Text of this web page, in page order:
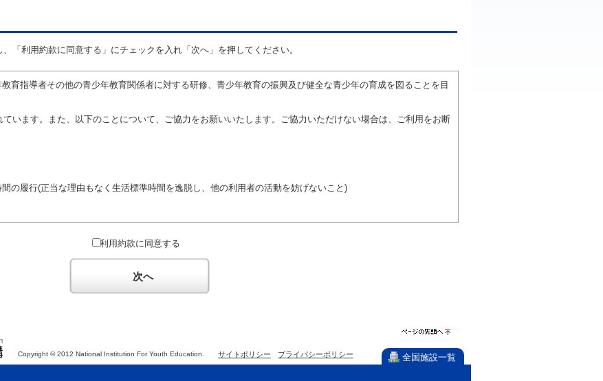
「利用約款に同意する」にチェックを入れ「次へ」を押してください。
育指導者その他の青少年教育関係者に対する研修、青少年教育の振興及び健全な青少年の育成を図ることを目
います。また、以下のことについて、ご協力をお願いいたします。ご協力いただけない場合は、ご利用をお断
の履行(正当な理由もなく生活標準時間を逸脱し、他の利用者の活動を妨げないこと)
ための政治教育その他の政治的活動を目的とした利用
ための宗教教育その他の宗教的活動を目的とした利用(団体が施設内及び施設を利用しながら他の利用者と、地
動をアピールする活動等)
りやマナーを守るとともに、他の利用団体の迷惑とならないようご協力ください。
利用約款に同意する
次へ
頭へ
Copyright © 2012 National Institution For Youth Education. サイトポリシー プライバシーポリシー 全国施設一覧